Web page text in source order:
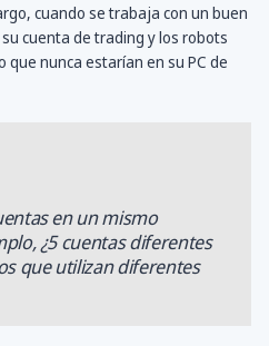
cuando se trabaja con un buen
cuenta de trading y los robots
que nunca estarían en su PC de
en un mismo
¿5 cuentas diferentes
que utilizan diferentes